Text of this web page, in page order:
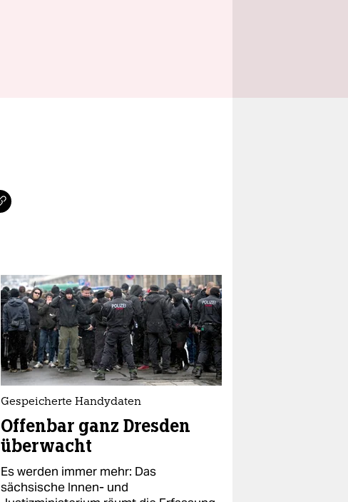
Gespeicherte Handydaten
Offenbar ganz Dresden
überwacht
Es werden immer mehr: Das
sächsische Innen- und